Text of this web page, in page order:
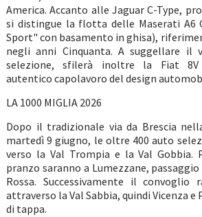
America. Accanto alle Jaguar C-Type,
si distingue la flotta delle Maserati A6
Sport" con basamento in ghisa),
negli anni Cinquanta. A suggellare il
selezione, sfilerà inoltre la Fiat
autentico capolavoro del design
LA 1000 MIGLIA 2026
Dopo il tradizionale via da Brescia
martedì 9 giugno, le oltre 400 auto
verso la Val Trompia e la Val Gobbia.
pranzo saranno a Lumezzane,
Rossa. Successivamente il convoglio
attraverso la Val Sabbia, quindi Vicenza e
di tappa.